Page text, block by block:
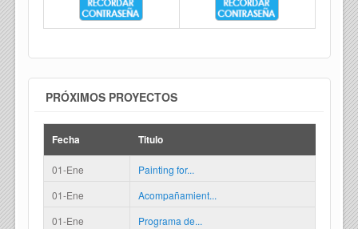
PRÓXIMOS PROYECTOS
Fecha Titulo
01-Ene
Painting for...
01-Ene
Acompañamient...
01-Ene
Programa de...